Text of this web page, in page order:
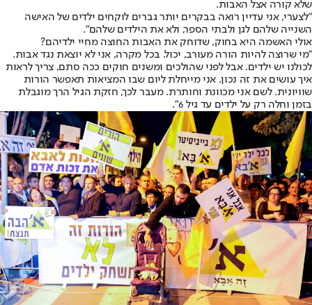
שלא קורה אצל האבות.
"לצערי, אני עדיין רואה בבקרים יותר גברים לוקחים ילדים של האישה
השנייה שלהם לגן ולבתי הספר, ולא את הילדים שלהם".
אולי האשמה היא בחוק, שדוחק את האבות החוצה מחיי ילדיהם?
"מי שרוצה להיות הורה מעורב, יכול. בכל מקרה, אני לא יוצאת נגד אבות.
לכולנו יש ילדים. אבל לפני שהולכים ומשנים חוקים ככה סתם, צריך לראות
איך עושים את זה נכון. אני מייחלת ליום שבו המציאות תאפשר הורות
שוויונית. לשם אני מכוונת וחותרת. מעבר לכך, חזקת הגיל הרך מוגבלת
בזמן וחלה רק על ילדים עד גיל 6".